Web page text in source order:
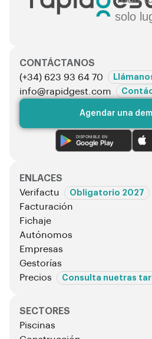
solo
CONTÁCTANOS
(+34) 623 93 64 70
info@rapidgest.com
Agendar una
DISPONIBLE EN
Google Play
ENLACES
Verifactu
Obligatorio 2027
Facturación
Fichaje
Autónomos
Empresas
Gestorías
Precios
Consulta nuetras
SECTORES
Piscinas